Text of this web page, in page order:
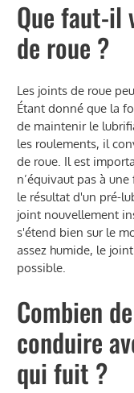
Que faut-il
de roue ?
Les joints de roue
Étant donné que la
de maintenir le
les roulements, il
de roue. Il est
n’équivaut pas à
le résultat d'un pré-
joint nouvellement
s'étend bien sur le
assez humide, le
possible.
Combien
conduire
qui fuit ?